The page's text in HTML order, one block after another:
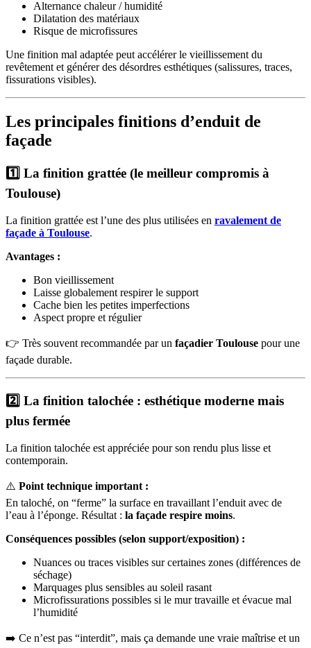
Alternance chaleur / humidité
Dilatation des matériaux
Risque de microfissures
Une finition mal adaptée peut accélérer le vieillissement du
revêtement et générer des désordres esthétiques (salissures, traces,
fissurations visibles).
Les principales finitions d’enduit de
façade
1️⃣ La finition grattée (le meilleur compromis à
Toulouse)
La finition grattée est l’une des plus utilisées en ravalement de
façade à Toulouse.
Avantages :
Bon vieillissement
Laisse globalement respirer le support
Cache bien les petites imperfections
Aspect propre et régulier
👉 Très souvent recommandée par un façadier Toulouse pour une
façade durable.
2️⃣ La finition talochée : esthétique moderne mais
plus fermée
La finition talochée est appréciée pour son rendu plus lisse et
contemporain.
⚠️ Point technique important :
En taloché, on “ferme” la surface en travaillant l’enduit avec de
l’eau à l’éponge. Résultat : la façade respire moins.
Conséquences possibles (selon support/exposition) :
Nuances ou traces visibles sur certaines zones (différences de
séchage)
Marquages plus sensibles au soleil rasant
Microfissurations possibles si le mur travaille et évacue mal
l’humidité
➡️ Ce n’est pas “interdit”, mais ça demande une vraie maîtrise et un